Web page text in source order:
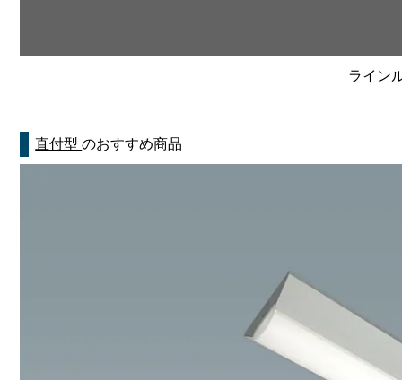
ライン
直付型のおすすめ商品